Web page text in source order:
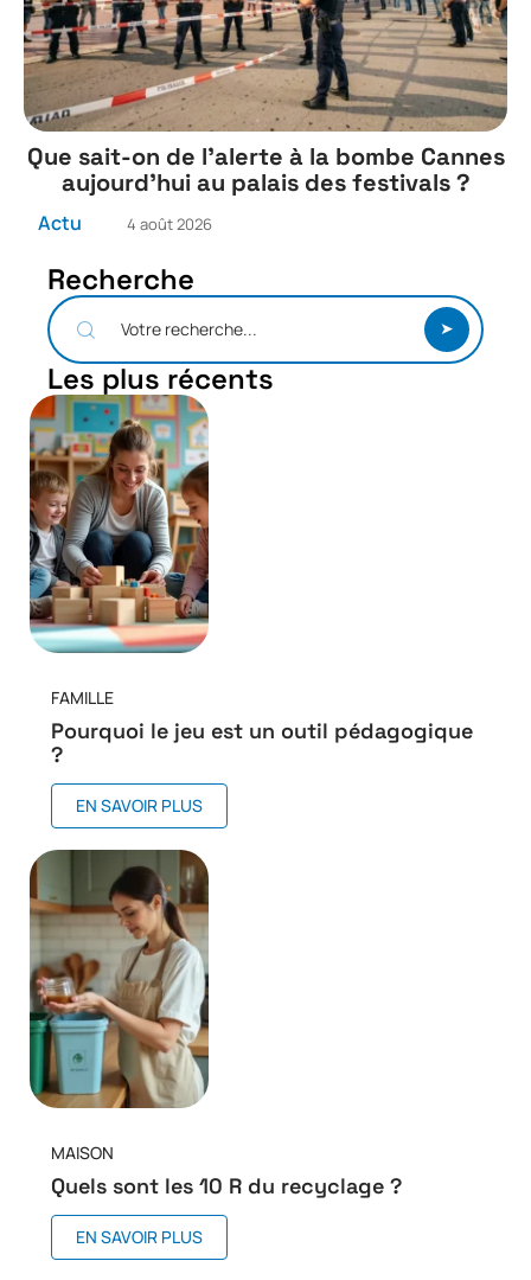
Que sait-on de l’alerte à la bombe Cannes
aujourd’hui au palais des festivals ?
Actu 4 août 2026
Recherche
Les plus récents
FAMILLE
Pourquoi le jeu est un outil pédagogique
?
EN SAVOIR PLUS
MAISON
Quels sont les 10 R du recyclage ?
EN SAVOIR PLUS